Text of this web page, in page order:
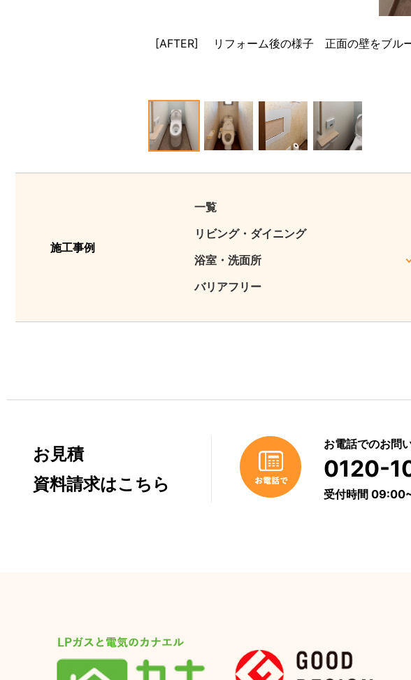
[AFTER] リフォーム後の様子 正面の壁をブルー
1 2 3
施工事例
一覧
リビング・ダイニング
浴室・洗面所
バリアフリー
お見積
資料請求はこちら
お電話でのお問
0120-
受付時間